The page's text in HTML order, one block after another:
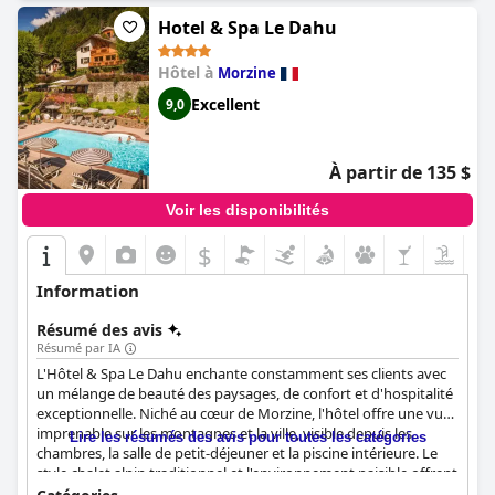
charmante, offrant des expériences mémorables au milieu de
charmes scéniques.
Hotel & Spa Le Dahu
Hôtel à Morzine
9,0 Excellent
À partir de 135 $
Voir les disponibilités
$
Information
Résumé des avis
Résumé par IA
L'Hôtel & Spa Le Dahu enchante constamment ses clients avec
un mélange de beauté des paysages, de confort et d'hospitalité
exceptionnelle. Niché au cœur de Morzine, l'hôtel offre une vue
imprenable sur les montagnes et la ville, visible depuis les
chambres, la salle de petit-déjeuner et la piscine intérieure. Le
style chalet alpin traditionnel et l'environnement paisible offrent
Lire les résumés des avis pour toutes les catégories